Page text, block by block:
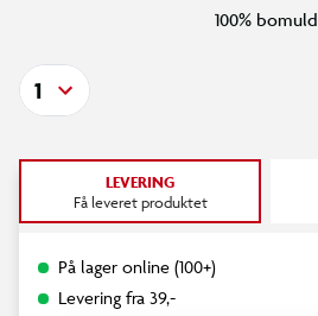
100% bomuld
1
LEVERING
Få leveret produktet
På lager online (100+)
Levering fra 39,-